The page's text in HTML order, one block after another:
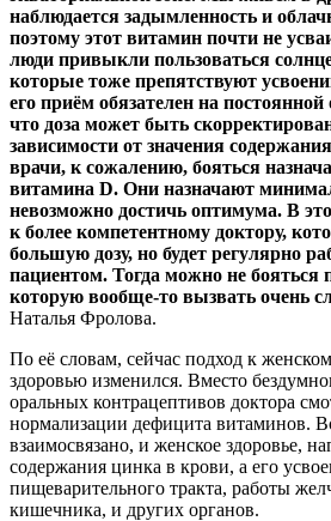
наблюдается задымленность и
поэтому этот витамин почти не
люди привыкли пользоваться
которые тоже препятствуют
его приём обязателен на постоянной
что доза может быть
зависимости от значения
врачи, к сожалению, бояться
витамина D. Они назначают
невозможно достичь оптимума. В
к более компетентному доктору,
большую дозу, но будет регулярно
пациентом. Тогда можно не бояться
которую вообще-то вызвать очень
Наталья Фролова.
По её словам, сейчас подход к
здоровью изменился. Вместо
оральных контрацептивов доктора
нормализации дефицита витаминов.
взаимосвязано, и женское здоровье,
содержания цинка в крови, а его
пищеварительного тракта, работы
кишечника, и других органов.